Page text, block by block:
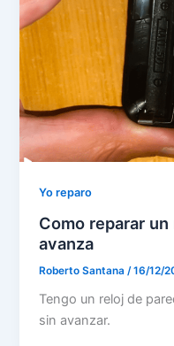
Yo reparo
Como reparar
avanza
Roberto Santana /16/12/
Tengo un reloj de
sin avanzar.